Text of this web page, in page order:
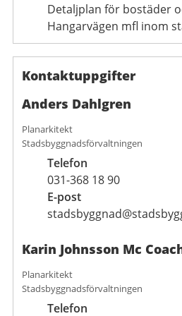
Detaljplan för bostäder
Hangarvägen mfl inom
Kontaktuppgifter
Anders Dahlgren
Planarkitekt
Stadsbyggnadsförvaltningen
Telefon
031-368 18 90
E-post
Karin Johnsson Mc
Planarkitekt
Stadsbyggnadsförvaltningen
Telefon